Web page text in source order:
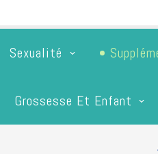
Sexualité
Grossesse Et Enfant